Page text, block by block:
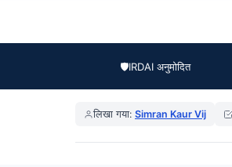
🛡️IRDAI अनुमोदित
लिखा गया: Simran Kaur Vij